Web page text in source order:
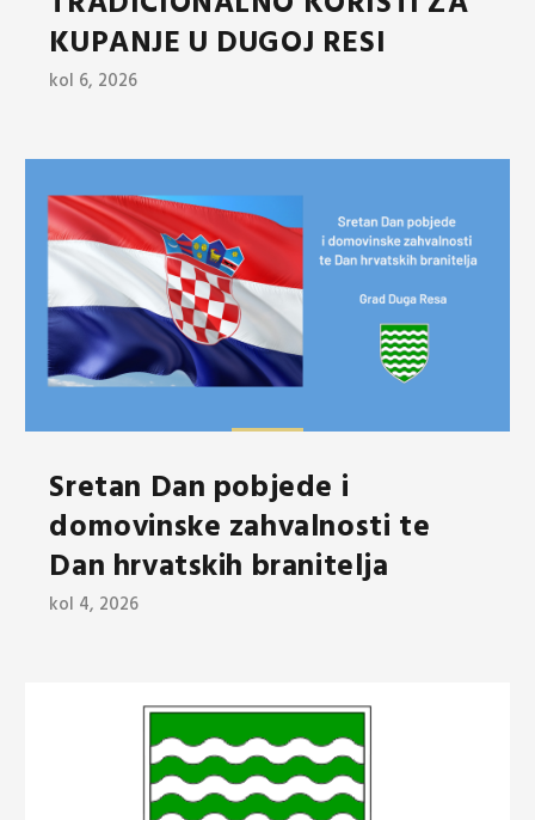
KUPANJE U DUGOJ RESI
kol 6, 2026
Sretan Dan pobjede i
domovinske zahvalnosti te
Dan hrvatskih branitelja
kol 4, 2026